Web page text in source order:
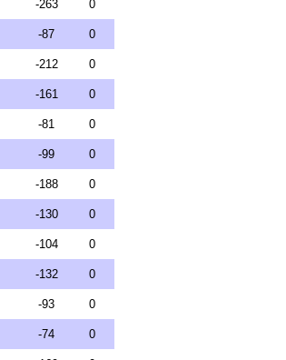
-263 0
-87 0
-212 0
-161 0
-81 0
-99 0
-188 0
-130 0
-104 0
-132 0
-93 0
-74 0